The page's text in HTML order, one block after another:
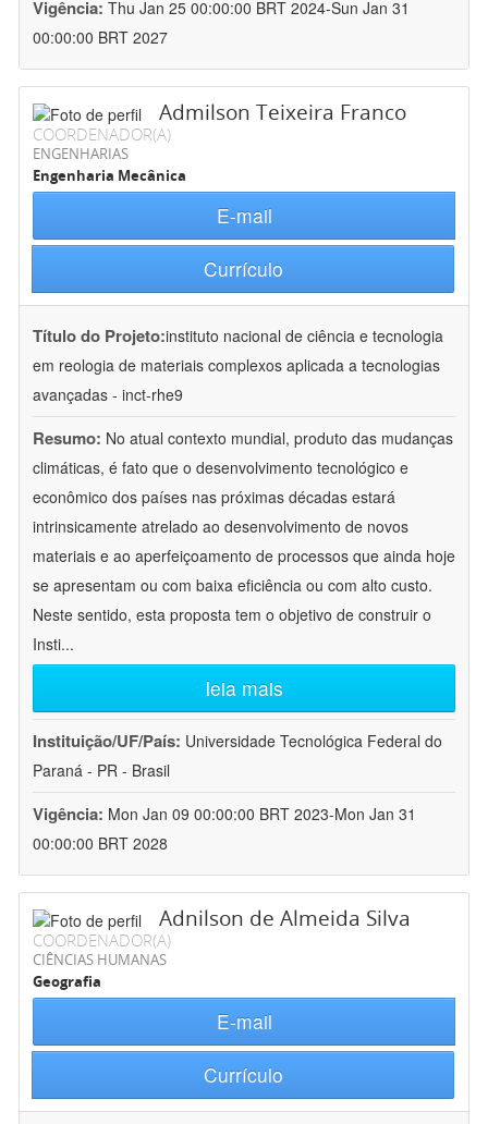
Vigência: Thu Jan 25 00:00:00 BRT 2024-Sun Jan 31
00:00:00 BRT 2027
Admilson Teixeira Franco
COORDENADOR(A)
ENGENHARIAS
Engenharia Mecânica
E-mail
Currículo
Título do Projeto:instituto nacional de ciência e tecnologia
em reologia de materiais complexos aplicada a tecnologias
avançadas - inct-rhe9
Resumo: No atual contexto mundial, produto das mudanças
climáticas, é fato que o desenvolvimento tecnológico e
econômico dos países nas próximas décadas estará
intrinsicamente atrelado ao desenvolvimento de novos
materiais e ao aperfeiçoamento de processos que ainda hoje
se apresentam ou com baixa eficiência ou com alto custo.
Neste sentido, esta proposta tem o objetivo de construir o
Insti...
leia mais
Instituição/UF/País: Universidade Tecnológica Federal do
Paraná - PR - Brasil
Vigência: Mon Jan 09 00:00:00 BRT 2023-Mon Jan 31
00:00:00 BRT 2028
Adnilson de Almeida Silva
COORDENADOR(A)
CIÊNCIAS HUMANAS
Geografia
E-mail
Currículo